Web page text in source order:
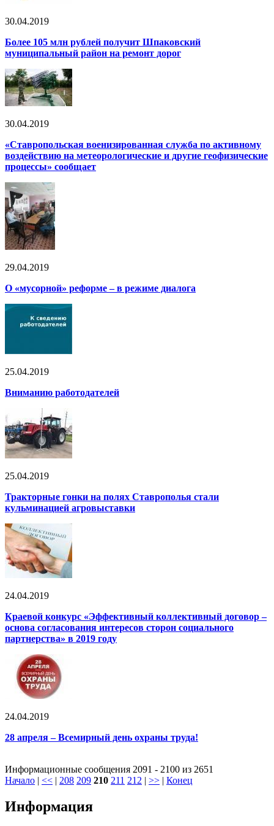
30.04.2019
Более 105 млн рублей получит Шпаковский
муниципальный район на ремонт дорог
30.04.2019
«Ставропольская военизированная служба по активному
воздействию на метеорологические и другие геофизические
процессы» сообщает
29.04.2019
О «мусорной» реформе – в режиме диалога
25.04.2019
Вниманию работодателей
25.04.2019
Тракторные гонки на полях Ставрополья стали
кульминацией агровыставки
24.04.2019
Краевой конкурс «Эффективный коллективный договор –
основа согласования интересов сторон социального
партнерства» в 2019 году
24.04.2019
28 апреля – Всемирный день охраны труда!
Информационные сообщения 2091 - 2100 из 2651
Начало | << | 208 209 210 211 212 | >> | Конец
Информация